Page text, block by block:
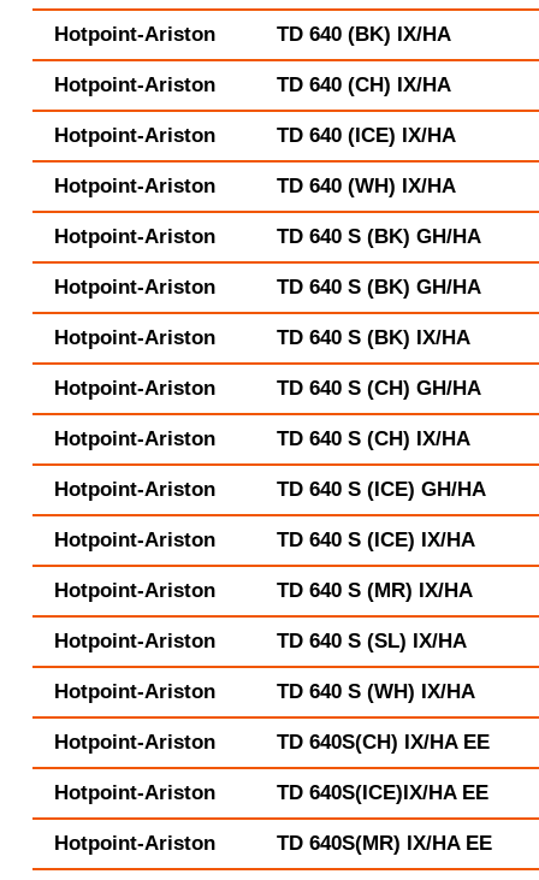
Hotpoint-Ariston TD 640 (BK) IX/HA
Hotpoint-Ariston TD 640 (CH) IX/HA
Hotpoint-Ariston TD 640 (ICE) IX/HA
Hotpoint-Ariston TD 640 (WH) IX/HA
Hotpoint-Ariston TD 640 S (BK) GH/HA
Hotpoint-Ariston TD 640 S (BK) GH/HA
Hotpoint-Ariston TD 640 S (BK) IX/HA
Hotpoint-Ariston TD 640 S (CH) GH/HA
Hotpoint-Ariston TD 640 S (CH) IX/HA
Hotpoint-Ariston TD 640 S (ICE) GH/HA
Hotpoint-Ariston TD 640 S (ICE) IX/HA
Hotpoint-Ariston TD 640 S (MR) IX/HA
Hotpoint-Ariston TD 640 S (SL) IX/HA
Hotpoint-Ariston TD 640 S (WH) IX/HA
Hotpoint-Ariston TD 640S(CH) IX/HA EE
Hotpoint-Ariston TD 640S(ICE)IX/HA EE
Hotpoint-Ariston TD 640S(MR) IX/HA EE